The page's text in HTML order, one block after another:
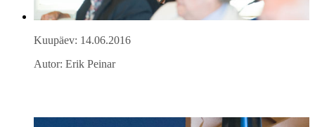
Kuupäev: 14.06.2016
Autor: Erik Peinar